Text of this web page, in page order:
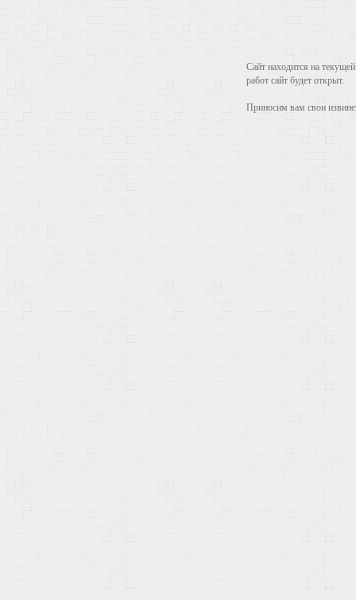
Сайт находится на
работ сайт будет открыт.
Приносим вам свои